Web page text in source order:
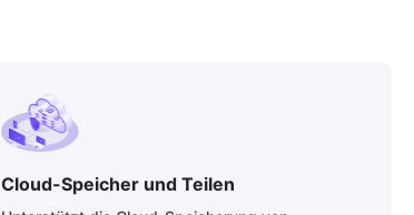
Cloud-Speicher und Teilen